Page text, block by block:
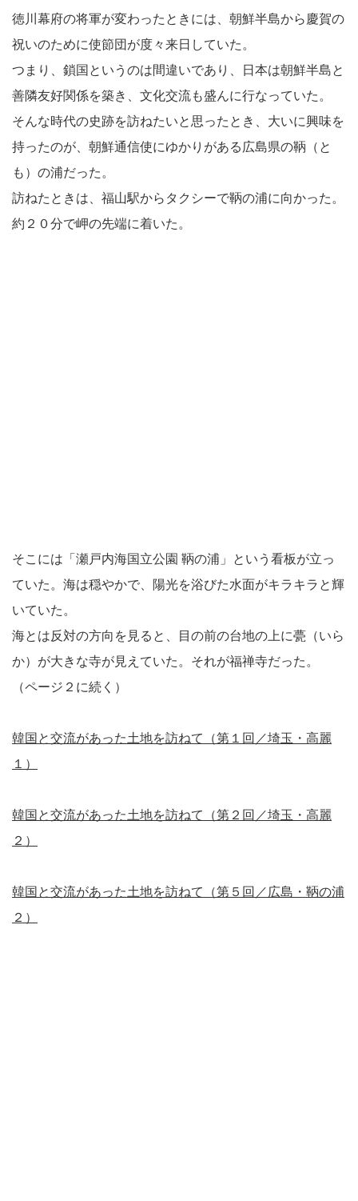
徳川幕府の将軍が変わったときには、朝鮮半島から慶賀の
祝いのために使節団が度々来日していた。
つまり、鎖国というのは間違いであり、日本は朝鮮半島と
善隣友好関係を築き、文化交流も盛んに行なっていた。
そんな時代の史跡を訪ねたいと思ったとき、大いに興味を
持ったのが、朝鮮通信使にゆかりがある広島県の鞆（と
も）の浦だった。
訪ねたときは、福山駅からタクシーで鞆の浦に向かった。
約２０分で岬の先端に着いた。
そこには「瀬戸内海国立公園 鞆の浦」という看板が立っ
ていた。海は穏やかで、陽光を浴びた水面がキラキラと輝
いていた。
海とは反対の方向を見ると、目の前の台地の上に甍（いら
か）が大きな寺が見えていた。それが福禅寺だった。
（ページ２に続く）
韓国と交流があった土地を訪ねて（第１回／埼玉・高麗
１）
韓国と交流があった土地を訪ねて（第２回／埼玉・高麗
２）
韓国と交流があった土地を訪ねて（第５回／広島・鞆の浦
２）